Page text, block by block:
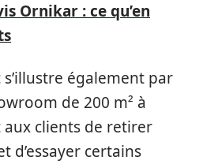
Ornikar : ce qu’en
également par
de 200 m² à
clients de retirer
d’essayer certains